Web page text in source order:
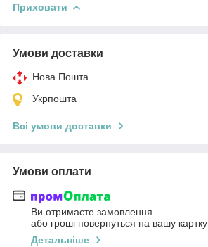
Приховати
Умови доставки
Нова Пошта
Укрпошта
Всі умови доставки
Умови оплати
Ви отримаєте замовлення
або гроші повернуться на вашу картку
Детальніше